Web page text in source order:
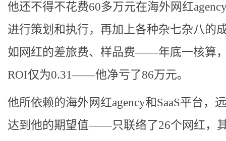
他还不得不花费60多万元在海外网红
进行策划和执行，再加上各种杂七杂八的
如网红的差旅费、样品费——年底一核算
ROI仅为0.31——他净亏了86万元。
他所依赖的海外网红agency和SaaS平台，
达到他的期望值——只联络了26个网红，